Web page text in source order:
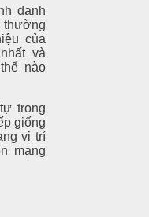
danh
thường
của
và
nào
trong
giống
vị trí
mạng